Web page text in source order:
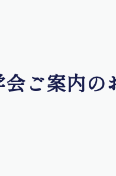
ご案内の